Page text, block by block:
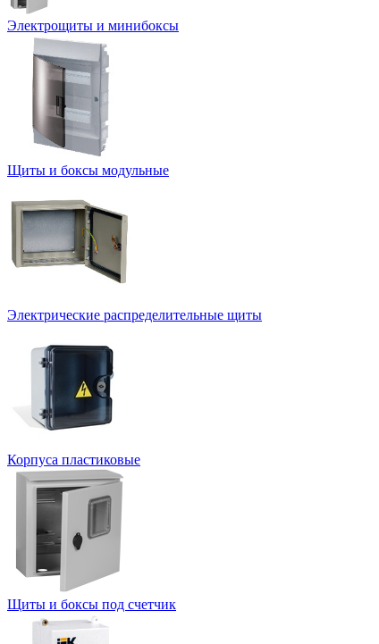
Электрощиты и минибоксы
Щиты и боксы модульные
Электрические распределительные щиты
Корпуса пластиковые
Щиты и боксы под счетчик